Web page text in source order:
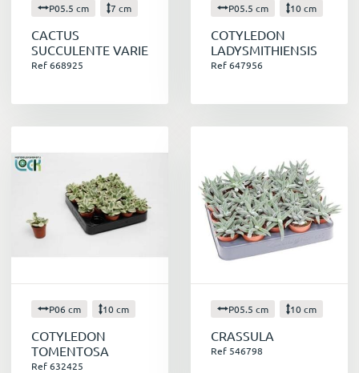
P05.5 cm 7 cm
CACTUS
SUCCULENTE VARIE
Ref 668925
P05.5 cm 10 cm
COTYLEDON
LADYSMITHIENSIS
Ref 647956
P06 cm 10 cm
COTYLEDON
TOMENTOSA
Ref 632425
P05.5 cm 10 cm
CRASSULA
Ref 546798